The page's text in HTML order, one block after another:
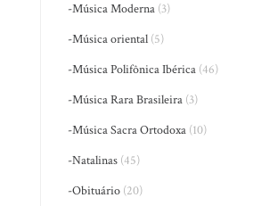
-Música Moderna (3)
-Música oriental (5)
-Música Polifônica Ibérica (46)
-Música Rara Brasileira (3)
-Música Sacra Ortodoxa (10)
-Natalinas (45)
-Obituário (20)